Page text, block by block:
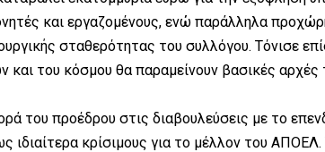
και εργαζομένους, ενώ παράλληλα
σταθερότητας του συλλόγου. Τόνισε
του κόσμου θα παραμείνουν βασικές αρχές
του προέδρου στις διαβουλεύσεις με το
ιδιαίτερα κρίσιμους για το μέλλον του ΑΠΟΕΛ.